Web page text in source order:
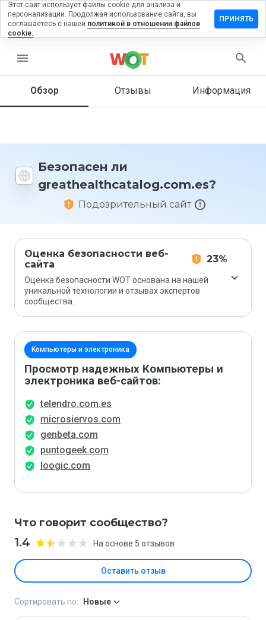
menu
Обзор Отзывы Информация
Безопасен ли
greathealthcatalog.com.es?
Подозрительный сайт
Оценка безопасности веб-
сайта
23%
Оценка безопасности WOT основана на нашей
уникальной технологии и отзывах экспертов
сообщества.
Компьютеры и электроника
Просмотр надежных Компьютеры и
электроника веб-сайтов:
telendro.com.es
microsiervos.com
genbeta.com
puntogeek.com
loogic.com
Что говорит сообщество?
1.4 На основе 5 отзывов
Оставить отзыв
на
вы
сайт от
Сортировать по: Новые
Этот сайт использует файлы cookie для анализа и
персонализации. Продолжая использование сайта, вы
соглашаетесь с нашей политикой в отношении файлов
cookie.
ПРИНЯТЬ